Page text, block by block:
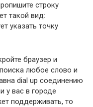
строку
такой вид:
указать точку
браузер и
любое слово и
dial up соединению
у вас в городе
поддерживать, то